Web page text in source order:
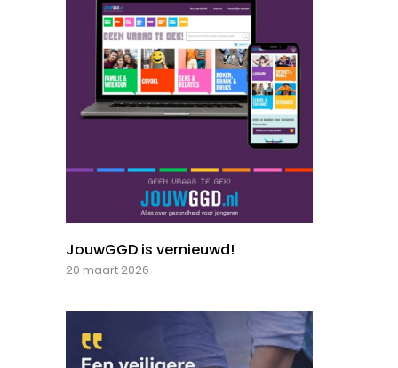
JouwGGD is vernieuwd!
20 maart 2026